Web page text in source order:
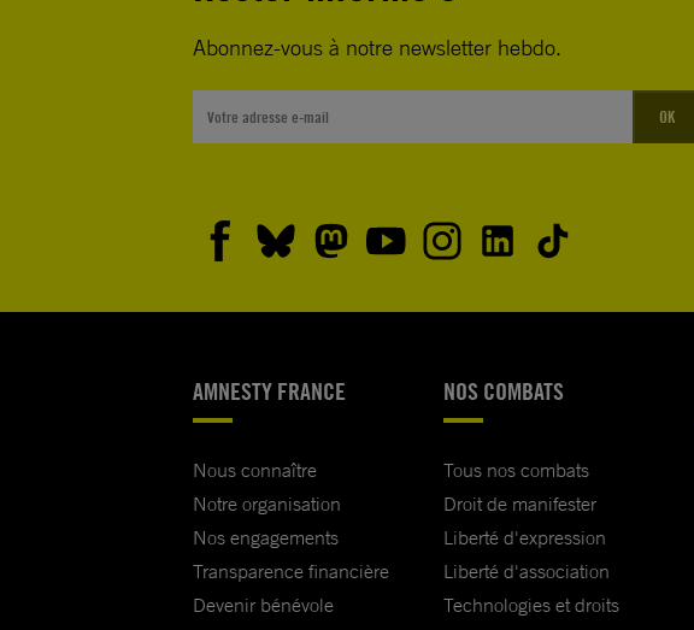
Abonnez-vous à notre newsletter hebdo.
OK
AMNESTY FRANCE
Nous connaître
Notre organisation
Nos engagements
Transparence financière
Devenir bénévole
NOS COMBATS
Tous nos combats
Droit de manifester
Liberté d'expression
Liberté d'association
Technologies et droits